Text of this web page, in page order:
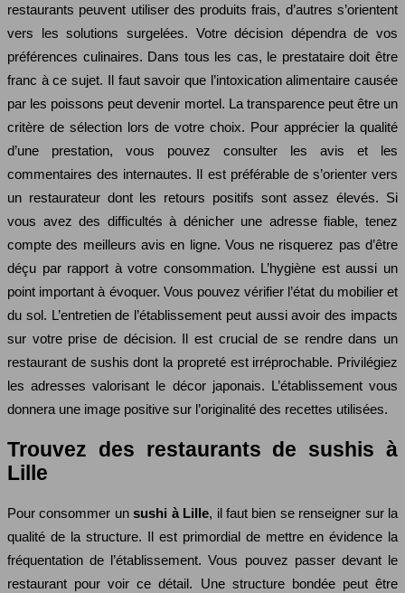
restaurants peuvent utiliser des produits frais, d’autres s’orientent
vers les solutions surgelées. Votre décision dépendra de vos
préférences culinaires. Dans tous les cas, le prestataire doit être
franc à ce sujet. Il faut savoir que l’intoxication alimentaire causée
par les poissons peut devenir mortel. La transparence peut être un
critère de sélection lors de votre choix. Pour apprécier la qualité
d’une prestation, vous pouvez consulter les avis et les
commentaires des internautes. Il est préférable de s’orienter vers
un restaurateur dont les retours positifs sont assez élevés. Si
vous avez des difficultés à dénicher une adresse fiable, tenez
compte des meilleurs avis en ligne. Vous ne risquerez pas d’être
déçu par rapport à votre consommation. L’hygiène est aussi un
point important à évoquer. Vous pouvez vérifier l’état du mobilier et
du sol. L’entretien de l’établissement peut aussi avoir des impacts
sur votre prise de décision. Il est crucial de se rendre dans un
restaurant de sushis dont la propreté est irréprochable. Privilégiez
les adresses valorisant le décor japonais. L’établissement vous
donnera une image positive sur l’originalité des recettes utilisées.
Trouvez des restaurants de sushis à
Lille
Pour consommer unsushi à Lille, il faut bien se renseigner sur la
qualité de la structure. Il est primordial de mettre en évidence la
fréquentation de l’établissement. Vous pouvez passer devant le
restaurant pour voir ce détail. Une structure bondée peut être